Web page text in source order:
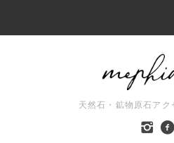
天然石・鉱物原石アク